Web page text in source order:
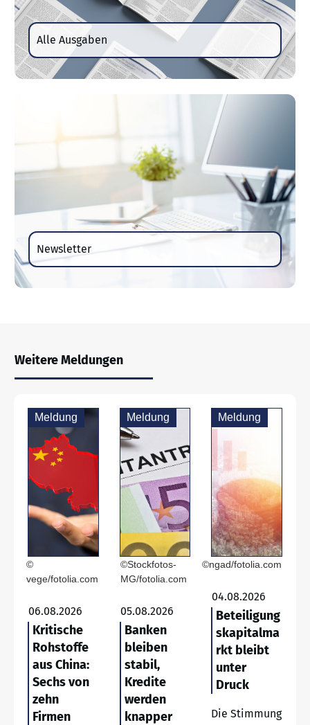
Alle Ausgaben
Newsletter
Weitere Meldungen
Meldung
©
vege/fotolia.com
06.08.2026
Kritische
Rohstoffe
aus China:
Sechs von
zehn
Firmen
Meldung
©Stockfotos-
MG/fotolia.com
05.08.2026
Banken
bleiben
stabil,
Kredite
werden
knapper
Meldung
©ngad/fotolia.com
04.08.2026
Beteiligung
skapitalma
rkt bleibt
unter
Druck
Die Stimmung